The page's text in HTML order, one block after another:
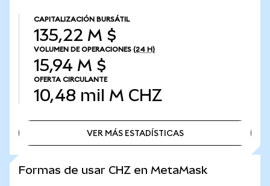
CAPITALIZACIÓN BURSÁTIL
135,22 M $
VOLUMEN DE OPERACIONES (24 H)
15,94 M $
OFERTA CIRCULANTE
10,48 mil M CHZ
VER MÁS ESTADÍSTICAS
Formas de usar CHZ en MetaMask